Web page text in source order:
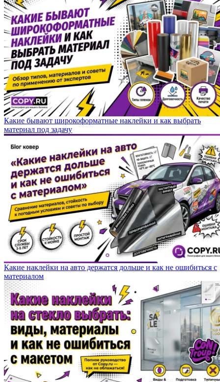
Какие бывают широкоформатные наклейки и как выбрать
материал под задачу
Какие наклейки на авто держатся дольше и как не ошибиться с
материалом